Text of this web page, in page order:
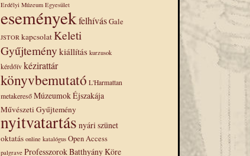
Erdélyi Múzeum Egyesület
eseményekfelhívásGale
JSTOR kapcsolatKeleti
Gyűjtemény kiállítás kurzusok
kérdőív kézirattár
könyvbemutató L'Harmattan
metakereső Múzeumok Éjszakája
Művészeti Gyűjtemény
nyitvatartás nyári szünet
oktatás online katalógus Open Access
palgrave Professzorok Batthyány Köre